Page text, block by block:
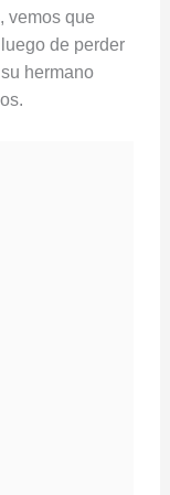
vemos que
de perder
hermano